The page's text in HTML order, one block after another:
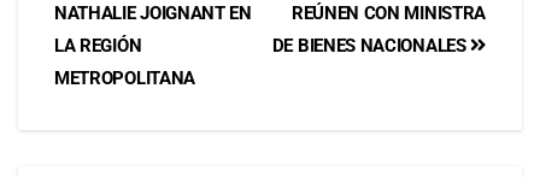
REÚNEN CON MINISTRA
DE BIENES NACIONALES
NATHALIE JOIGNANT EN
LA REGIÓN
METROPOLITANA